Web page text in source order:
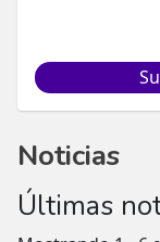
Noticias
Últimas